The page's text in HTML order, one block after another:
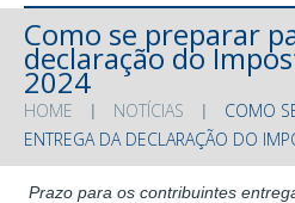
Como se preparar
declaração do
2024
HOME NOTÍCIAS
COMO
ENTREGA DA DECLARAÇÃO DO
Prazo para os contribuintes